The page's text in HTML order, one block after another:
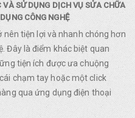
SỬ DỤNG DỊCH VỤ SỬA CHỮA
CÔNG NGHỆ
tiện lợi và nhanh chóng hơn
Đây là điểm khác biệt quan
tiện ích được ưa chuộng
chạm tay hoặc một click
qua ứng dụng điện thoại